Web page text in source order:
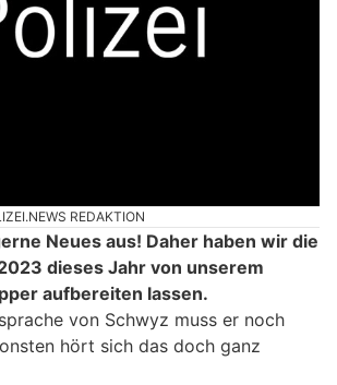
REDAKTION
Neues aus! Daher haben wir die
dieses Jahr von unserem
aufbereiten lassen.
von Schwyz muss er noch
hört sich das doch ganz